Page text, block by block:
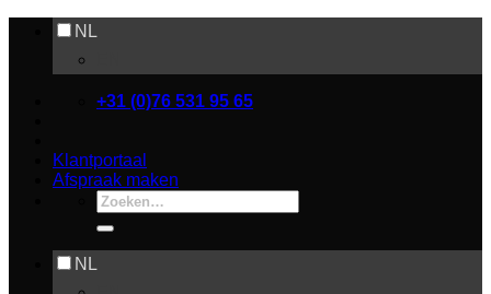
NL
+31 (0)76 531 95 65
Klantportaal
Afspraak maken
Zoeken
naar:
NL